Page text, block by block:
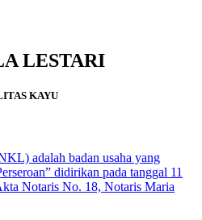
LESTARI
KAYU
adalah badan usaha yang
didirikan pada tanggal 11
Notaris No. 18, Notaris Maria